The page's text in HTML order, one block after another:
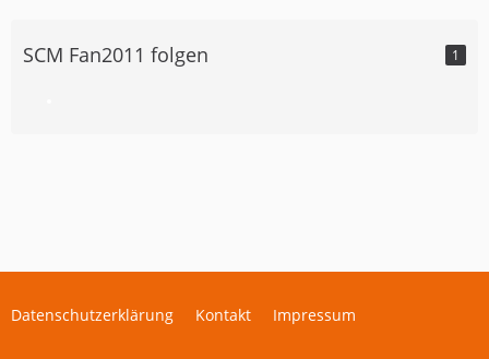
SCM Fan2011 folgen 1
Datenschutzerklärung Kontakt Impressum